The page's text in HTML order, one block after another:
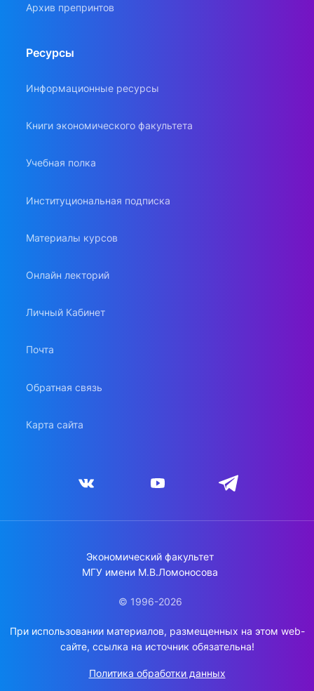
Архив препринтов
Ресурсы
Информационные ресурсы
Книги экономического факультета
Учебная полка
Институциональная подписка
Материалы курсов
Онлайн лекторий
Личный Кабинет
Почта
Обратная связь
Карта сайта
Экономический факультет
МГУ имени М.В.Ломоносова
© 1996-2026
При использовании материалов, размещенных на этом web-
сайте, ссылка на источник обязательна!
Политика обработки данных